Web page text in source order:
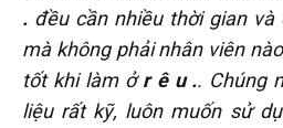
. đều cần nhiều thời gian
mà không phải nhân viên
tốt khi làm ởr ê u .. Chúng
liệu rất kỹ, luôn muốn sử